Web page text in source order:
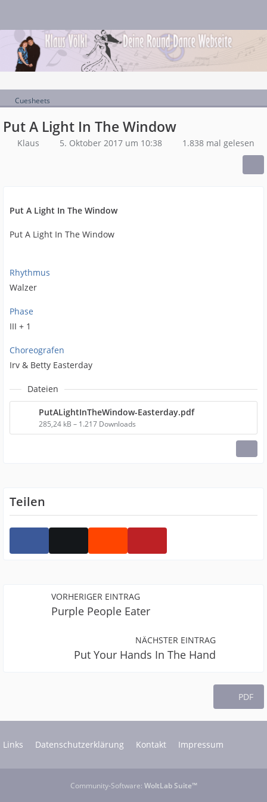
Cuesheets
Put A Light In The Window
Klaus 5. Oktober 2017 um 10:38 1.838 mal gelesen
Put A Light In The Window
Put A Light In The Window
Rhythmus
Walzer
Phase
III + 1
Choreografen
Irv & Betty Easterday
Dateien
PutALightInTheWindow-Easterday.pdf
285,24 kB – 1.217 Downloads
Teilen
VORHERIGER EINTRAG
Purple People Eater
NÄCHSTER EINTRAG
Put Your Hands In The Hand
PDF
Links Datenschutzerklärung Kontakt Impressum
Community-Software: WoltLab Suite™